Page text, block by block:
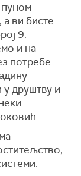
пуном
а ви бисте
9.
и на
потребе
у друштву и